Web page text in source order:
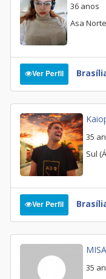
36 anos
Asa Norte
Ver Perfil
35
Sul
Ver Perfil
35